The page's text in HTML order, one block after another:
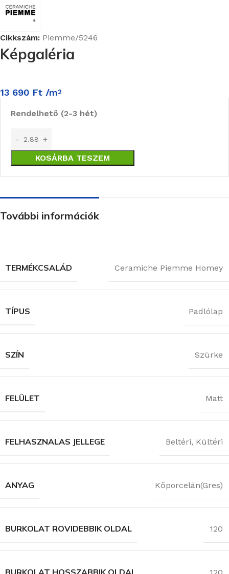
Cikkszám: Piemme/5246
Képgaléria
13 690 Ft /m2
Rendelhető (2-3 hét)
KOSÁRBA TESZEM
További információk
TERMÉKCSALÁD Ceramiche Piemme Homey
TÍPUS Padlólap
SZÍN Szürke
FELÜLET Matt
FELHASZNALAS JELLEGE Beltéri, Kültéri
ANYAG Kőporcelán(Gres)
BURKOLAT ROVIDEBBIK OLDAL 120
BURKOLAT HOSSZABBIK OLDAL 120